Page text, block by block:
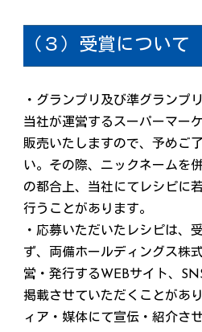
（３）受賞について
・グランプリ及び準グランプ
当社が運営するスーパーマー
販売いたしますので、予めご
い。その際、ニックネームを
の都合上、当社にてレシピに
行うことがあります。
・応募いただいたレシピは、
ず、両備ホールディングス株
営・発行するWEBサイト、
掲載させていただくことがあ
ィア・媒体にて宣伝・紹介さ